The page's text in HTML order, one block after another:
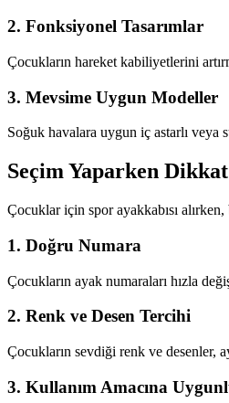
2. Fonksiyonel Tasarımlar
Çocukların hareket kabiliyetlerini
3. Mevsime Uygun Modeller
Soğuk havalara uygun iç astarlı veya
Seçim Yaparken
Çocuklar için spor ayakkabısı
1. Doğru Numara
Çocukların ayak numaraları hızla
2. Renk ve Desen Tercihi
Çocukların sevdiği renk ve desenler,
3. Kullanım Amacına